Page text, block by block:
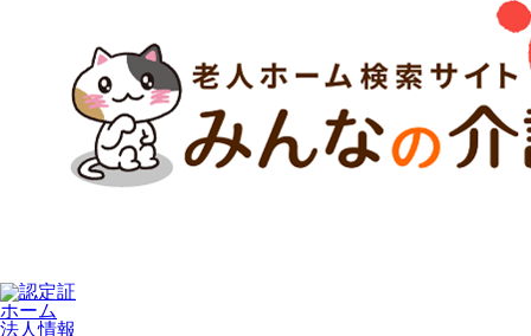
ホーム
法人情報